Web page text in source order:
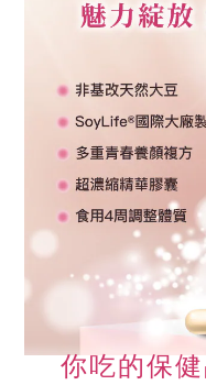
你吃的保